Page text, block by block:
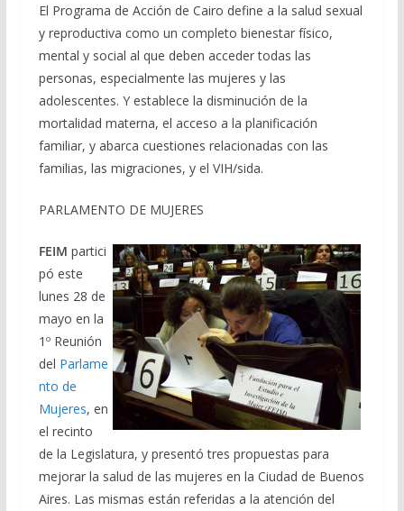
El Programa de Acción de Cairo define a la salud sexual
y reproductiva como un completo bienestar físico,
mental y social al que deben acceder todas las
personas, especialmente las mujeres y las
adolescentes. Y establece la disminución de la
mortalidad materna, el acceso a la planificación
familiar, y abarca cuestiones relacionadas con las
familias, las migraciones, y el VIH/sida.
PARLAMENTO DE MUJERES
FEIM partici
pó este
lunes 28 de
mayo en la
1º Reunión
del Parlame
nto de
Mujeres, en
el recinto
de la Legislatura, y presentó tres propuestas para
mejorar la salud de las mujeres en la Ciudad de Buenos
Aires. Las mismas están referidas a la atención del